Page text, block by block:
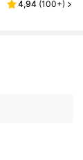
4,94 (100+)